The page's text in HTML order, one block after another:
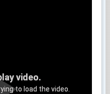
video.
to load the video.